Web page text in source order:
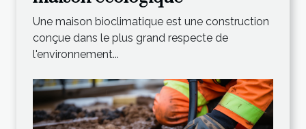
Une maison bioclimatique est une construction
conçue dans le plus grand respecte de
l'environnement...